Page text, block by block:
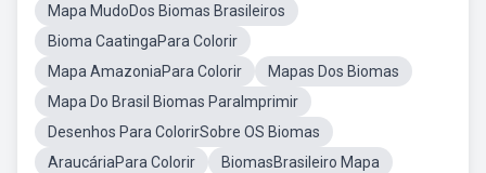
Mapa MudoDos Biomas Brasileiros
Bioma CaatingaPara Colorir
Mapa AmazoniaPara Colorir
Mapas Dos Biomas
Mapa Do Brasil Biomas ParaImprimir
Desenhos Para ColorirSobre OS Biomas
AraucáriaPara Colorir
BiomasBrasileiro Mapa